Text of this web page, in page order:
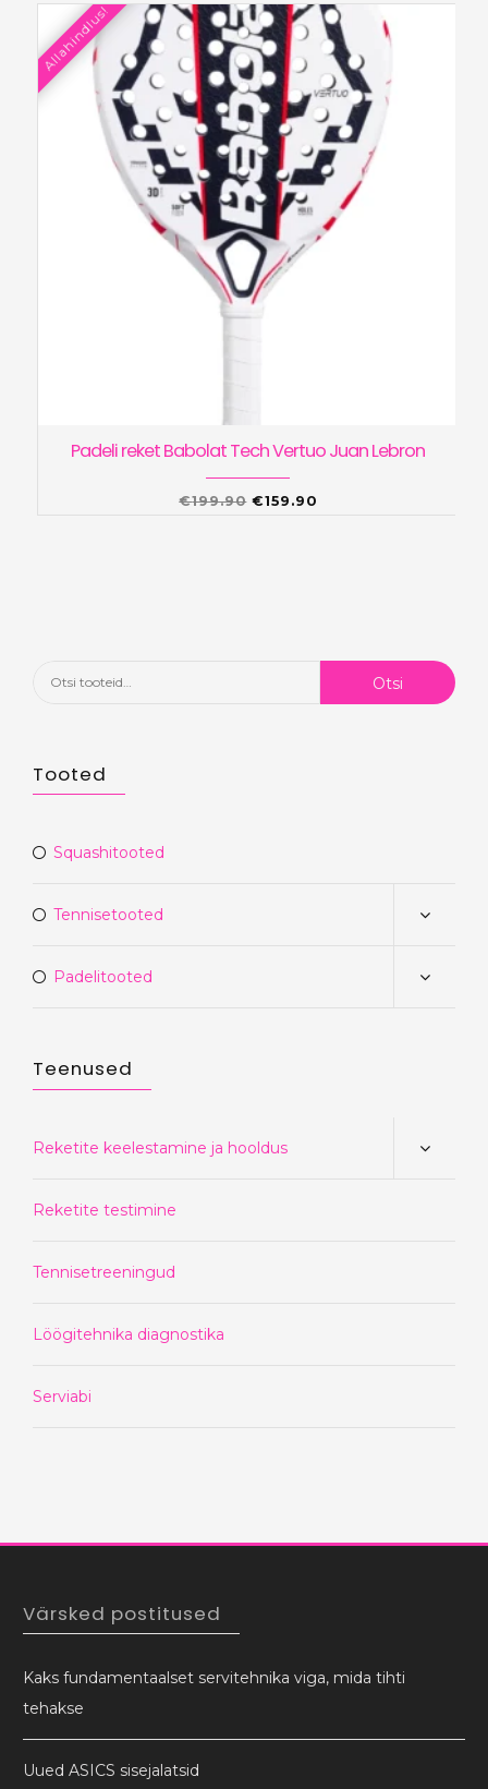
€180.00.€129.90.
Allahindlus!
Padeli reket Babolat Tech Vertuo Juan Lebron
€199.90 Algne
€159.90
Otsi: Otsi
Tooted
Squashitooted
Tennisetooted
Padelitooted
Teenused
Reketite keelestamine ja hooldus
Reketite testimine
Tennisetreeningud
Löögitehnika diagnostika
Serviabi
Värsked postitused
Kaks fundamentaalset servitehnika viga, mida tihti
tehakse
Uued ASICS sisejalatsid